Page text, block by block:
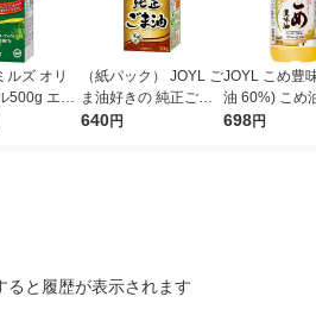
ルズ オリ
500g エキ
ジン スペ
（紙パック） JOYL ご
ま油好きの 純正ごま
油 300g 1本 味の素 J-
640円
JOYL こめ豊
油 60%) こめ油 ブレ
ンド 味の素
698円
ると履歴が表示されます